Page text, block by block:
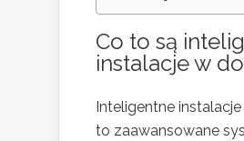
Co to są
instalacje w
Inteligentne
to zaawansowane